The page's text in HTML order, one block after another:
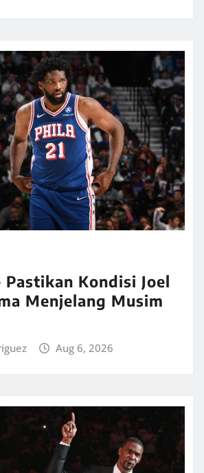
Kondisi Joel
Menjelang Musim
Aug 6, 2026